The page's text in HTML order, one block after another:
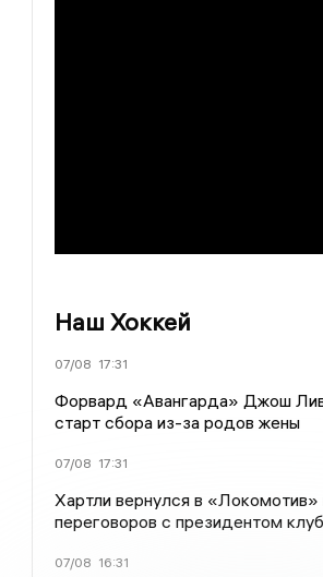
Наш Хоккей
07/08 17:31
Форвард «Авангарда» Джош
старт сбора из-за родов жены
07/08 17:31
Хартли вернулся в «Локомотив»
переговоров с президентом
07/08 16:31